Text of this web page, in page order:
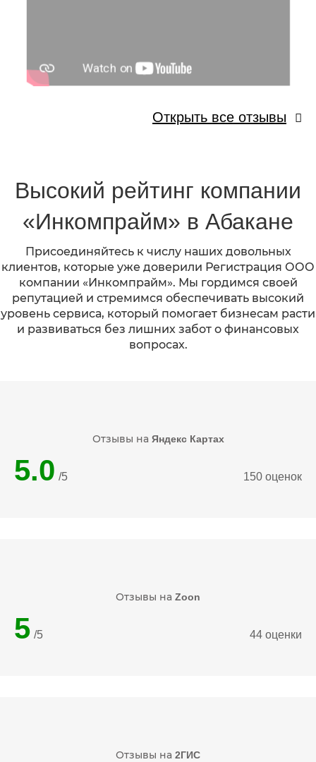
Открыть все отзывы
Высокий рейтинг компании
«Инкомпрайм» в Абакане
Присоединяйтесь к числу наших довольных
клиентов, которые уже доверили Регистрация ООО
компании «Инкомпрайм». Мы гордимся своей
репутацией и стремимся обеспечивать высокий
уровень сервиса, который помогает бизнесам расти
и развиваться без лишних забот о финансовых
вопросах.
Отзывы на Яндекс Картах
5.0 /5 150 оценок
Отзывы на Zoon
5 /5 44 оценки
Отзывы на 2ГИС